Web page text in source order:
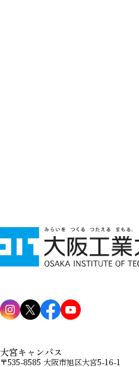
大宮キャンパス
〒535-8585 大阪市旭区大宮5-16-1